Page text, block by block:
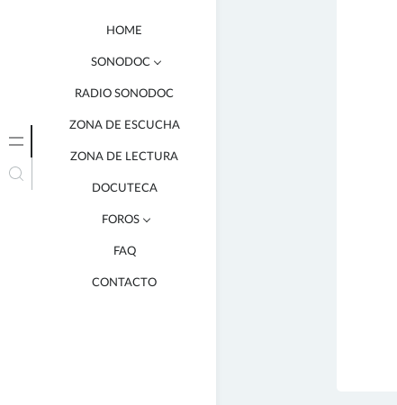
HOME
SONODOC
¿QUÉ HACEMOS?
¿POR QUÉ LO HACEMOS?
RADIO SONODOC
ZONA DE ESCUCHA
ZONA DE LECTURA
DOCUTECA
FOROS
COLOMBIA 2015
MÉXICO 2016
FAQ
CONTACTO